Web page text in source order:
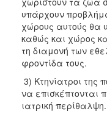
υπάρχουν
χώρους αυτούς θα
καθώς και χώρος
τη διαμονή των
φροντίδα τους.
3) Κτηνίατροι της
να επισκέπτονται
ιατρική περίθαλψη.